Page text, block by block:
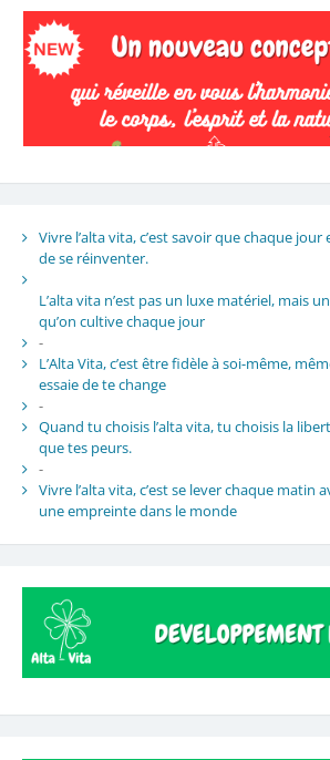
Vivre l’alta vita, c’est savoir que chaque
de se réinventer.
L’alta vita n’est pas un luxe matériel, mais
qu’on cultive chaque jour
-
L’Alta Vita, c’est être fidèle à soi-même,
essaie de te change
-
Quand tu choisis l’alta vita, tu choisis la
que tes peurs.
-
Vivre l’alta vita, c’est se lever chaque matin
une empreinte dans le monde